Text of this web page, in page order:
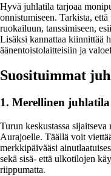
Hyvä juhlatila tarjoaa
onnistumiseen. Tarkista,
ruokailuun, tanssimiseen,
Lisäksi kannattaa kiinnittää
äänentoistolaitteisiin ja
Suosituimmat
1. Merellinen
Turun keskustassa
Aurajoelle. Täällä voit
merkkipäivääsi
sekä sisä- että ulkotilojen
riippumatta.